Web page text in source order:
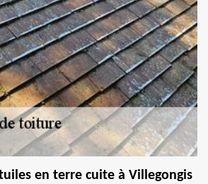
en terre cuite à Villegongis